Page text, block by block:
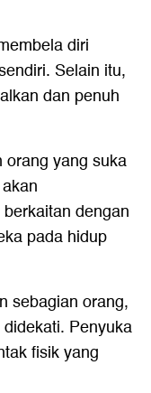
diri
Selain itu,
dan penuh
yang suka
dengan
pada hidup
sebagian orang,
Penyuka
fisik yang